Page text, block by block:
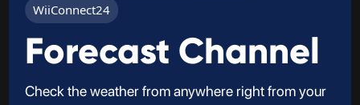
WiiConnect24
Forecast Channel
Check the weather from anywhere right from your